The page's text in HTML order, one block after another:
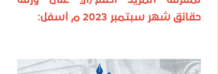
حقائق شهر سبتمبر 2023 م أسفل: